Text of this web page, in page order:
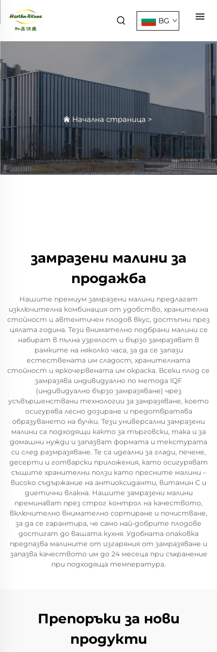
BG
Начална страница >
замразени малини за
продажба
Нашите премиум замразени малини предлагат
изключителна комбинация от удобство, хранителна
стойност и автентичен плодов вкус, достъпни през
цялата година. Тези внимателно подбрани малини се
набират в пълна узрялост и бързо замразяват в
рамките на няколко часа, за да се запази
естествената им сладост, хранителната
стойност и яркочервената им окраска. Всеки плод се
замразява индивидуално по метода IQF
(индивидуално бързо замразяване) чрез
усъвършенствани технологии за замразяване, което
осигурява лесно дозиране и предотвратява
образуването на бучки. Тези универсални замразени
малини са подходящи както за търговски, така и за
домашни нужди и запазват формата и текстурата
си след размразяване. Те са идеални за глади, печене,
десерти и готварски приложения, като осигуряват
същите хранителни ползи като пресните малини –
високо съдържание на антиоксиданти, витамин С и
диетични влакна. Нашите замразени малини
преминават през строг контрол на качеството,
включително внимателно сортиране и почистване,
за да се гарантира, че само най-добрите плодове
достигат до вашата кухня. Удобната опаковка
предпазва малините от изгаряния от замразяване и
запазва качеството им до 24 месеца при съхранение
при подходяща температура.
Препоръки за нови
продукти